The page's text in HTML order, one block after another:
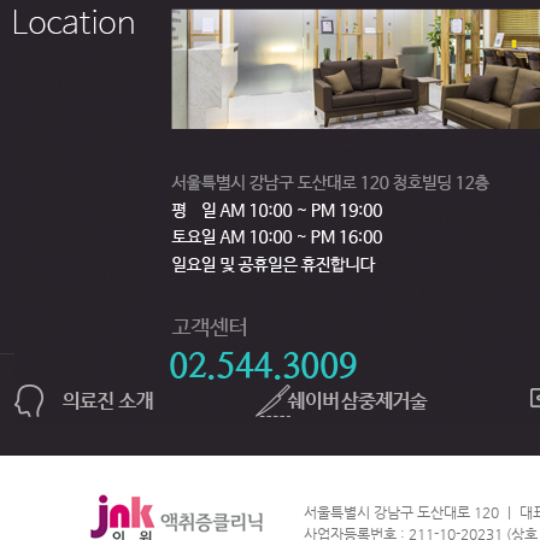
서울특별시 강남구 도산대로 120 ㅣ
사업자등록번호 : 211-10-20231 (상호